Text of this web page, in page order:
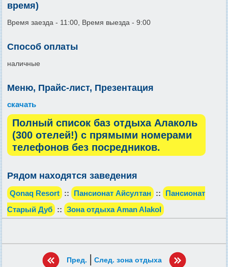
время)
Время заезда - 11:00, Время выезда - 9:00
Способ оплаты
наличные
Меню, Прайс-лист, Презентация
скачать
Полный список баз отдыха Алаколь
(300 отелей!) с прямыми номерами
телефонов без посредников.
Рядом находятся заведения
Qonaq Resort :: Пансионат Айсултан ::
Пансионат
Старый Дуб :: Зона отдыха Aman Alakol
Пред. | След. зона отдыха